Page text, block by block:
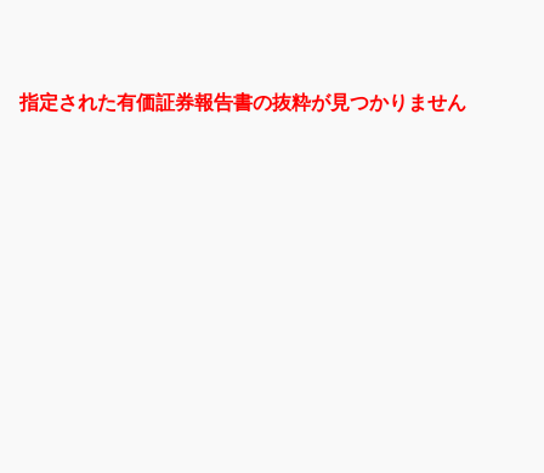
指定された有価証券報告書の抜粋が見つかりません